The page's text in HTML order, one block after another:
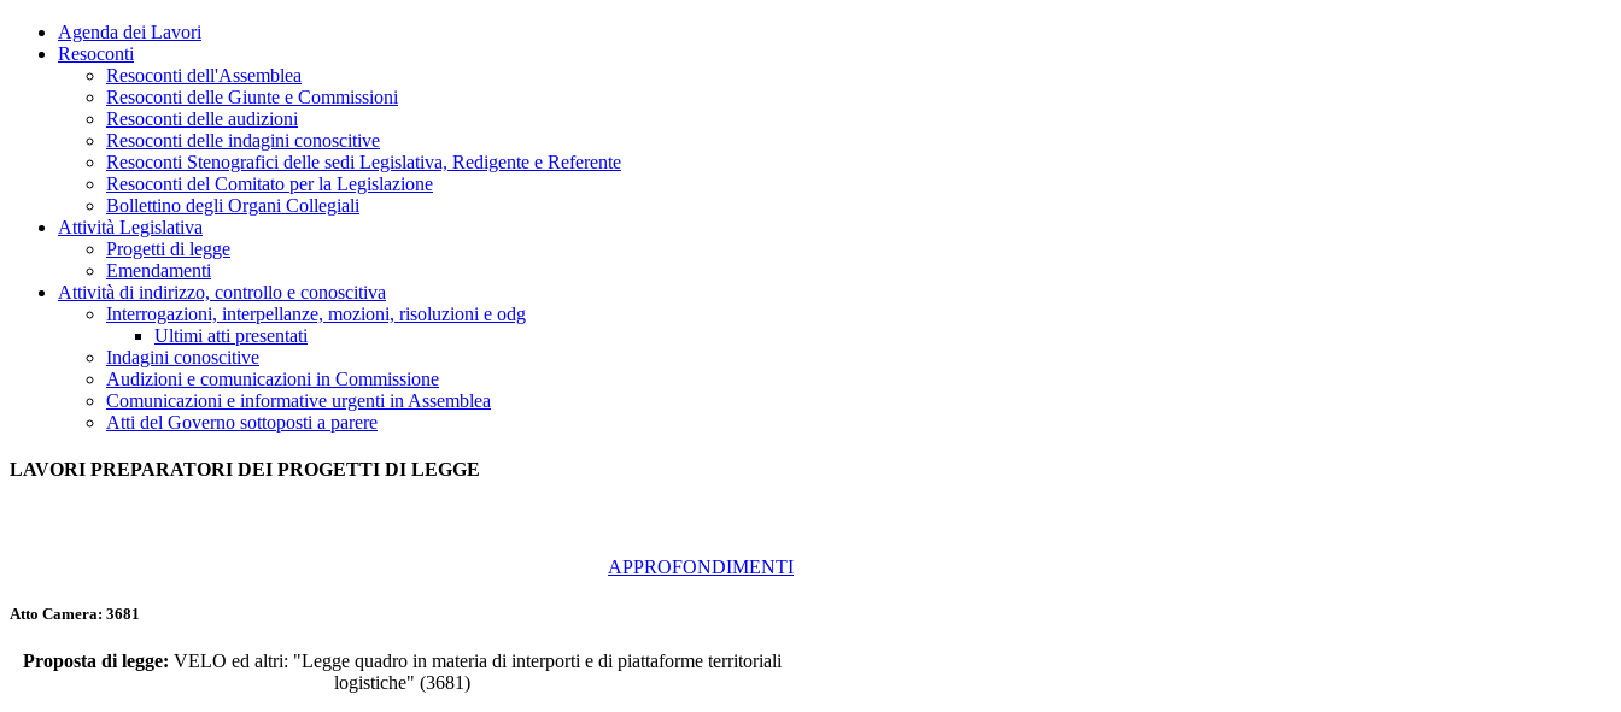
Agenda dei Lavori
Resoconti
Resoconti dell'Assemblea
Resoconti delle Giunte e Commissioni
Resoconti delle audizioni
Resoconti delle indagini conoscitive
Resoconti Stenografici delle sedi Legislativa, Redigente e Referente
Resoconti del Comitato per la Legislazione
Bollettino degli Organi Collegiali
Attività Legislativa
Progetti di legge
Emendamenti
Attività di indirizzo, controllo e conoscitiva
Interrogazioni, interpellanze, mozioni, risoluzioni e odg
Ultimi atti presentati
Indagini conoscitive
Audizioni e comunicazioni in Commissione
Comunicazioni e informative urgenti in Assemblea
Atti del Governo sottoposti a parere
LAVORI PREPARATORI DEI PROGETTI DI LEGGE
APPROFONDIMENTI
Atto Camera: 3681
Proposta di legge: VELO ed altri: "Legge quadro in materia di interporti e di piattaforme territoriali
logistiche" (3681)